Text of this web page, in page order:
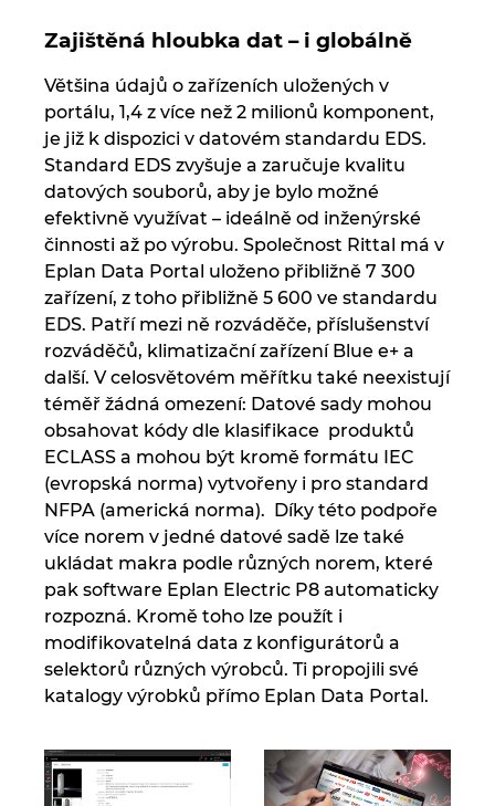
Zajištěná hloubka dat – i globálně
Většina údajů o zařízeních uložených v
portálu, 1,4 z více než 2 milionů komponent,
je již k dispozici v datovém standardu EDS.
Standard EDS zvyšuje a zaručuje kvalitu
datových souborů, aby je bylo možné
efektivně využívat – ideálně od inženýrské
činnosti až po výrobu. Společnost Rittal má v
Eplan Data Portal uloženo přibližně 7 300
zařízení, z toho přibližně 5 600 ve standardu
EDS. Patří mezi ně rozváděče, příslušenství
rozváděčů, klimatizační zařízení Blue e+ a
další. V celosvětovém měřítku také neexistují
téměř žádná omezení: Datové sady mohou
obsahovat kódy dle klasifikace produktů
ECLASS a mohou být kromě formátu IEC
(evropská norma) vytvořeny i pro standard
NFPA (americká norma). Díky této podpoře
více norem v jedné datové sadě lze také
ukládat makra podle různých norem, které
pak software Eplan Electric P8 automaticky
rozpozná. Kromě toho lze použít i
modifikovatelná data z konfigurátorů a
selektorů různých výrobců. Ti propojili své
katalogy výrobků přímo Eplan Data Portal.
Velká Británie